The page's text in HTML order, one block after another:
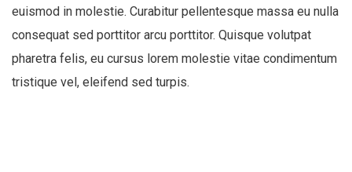
euismod in molestie. Curabitur pellentesque massa eu nulla
consequat sed porttitor arcu porttitor. Quisque volutpat
pharetra felis, eu cursus lorem molestie vitae condimentum
tristique vel, eleifend sed turpis.